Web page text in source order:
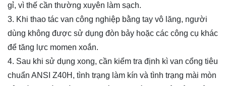
gỉ, vì thế cần thường xuyên làm sạch.
3. Khi thao tác van công nghiệp bằng tay vô lăng, người
dùng không được sử dụng đòn bảy hoặc các công cụ khác
để tăng lực momen xoắn.
4. Sau khi sử dụng xong, cần kiểm tra định kì van cổng tiêu
chuẩn ANSI Z40H, tình trạng làm kín và tình trạng mài mòn